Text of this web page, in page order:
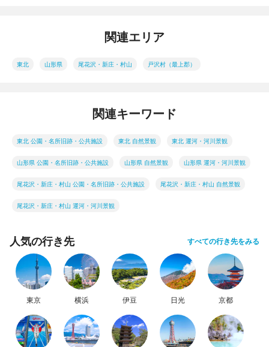
関連エリア
東北 山形県 尾花沢・新庄・村山 戸沢村（最上郡）
関連キーワード
東北 公園・名所旧跡・公共施設 東北 自然景観 東北 運河・河川景観
山形県 公園・名所旧跡・公共施設 山形県 自然景観 山形県 運河・河川景観
尾花沢・新庄・村山 公園・名所旧跡・公共施設 尾花沢・新庄・村山 自然景観
尾花沢・新庄・村山 運河・河川景観
人気の行き先 すべての行き先をみる
東京 横浜 伊豆 日光 京都